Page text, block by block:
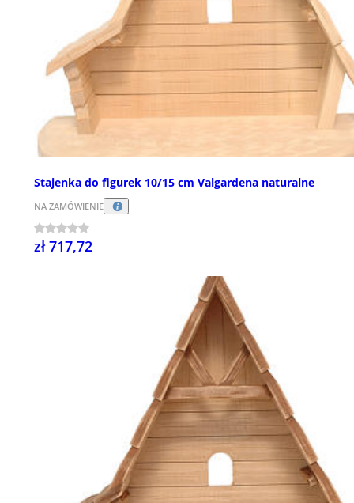
Stajenka do figurek 10/15 cm Valgardena naturalne
NA ZAMÓWIENIE
zł 717,72